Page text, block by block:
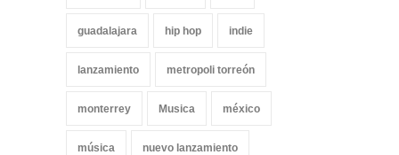
guadalajara hip hop indie
lanzamiento metropoli torreón
monterrey Musica méxico
música nuevo lanzamiento